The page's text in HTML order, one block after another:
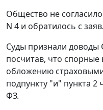
Общество не
N 4 и обратилось с
Суды признали
посчитав, что
обложению
подпункту "и" пункта 2
ФЗ.